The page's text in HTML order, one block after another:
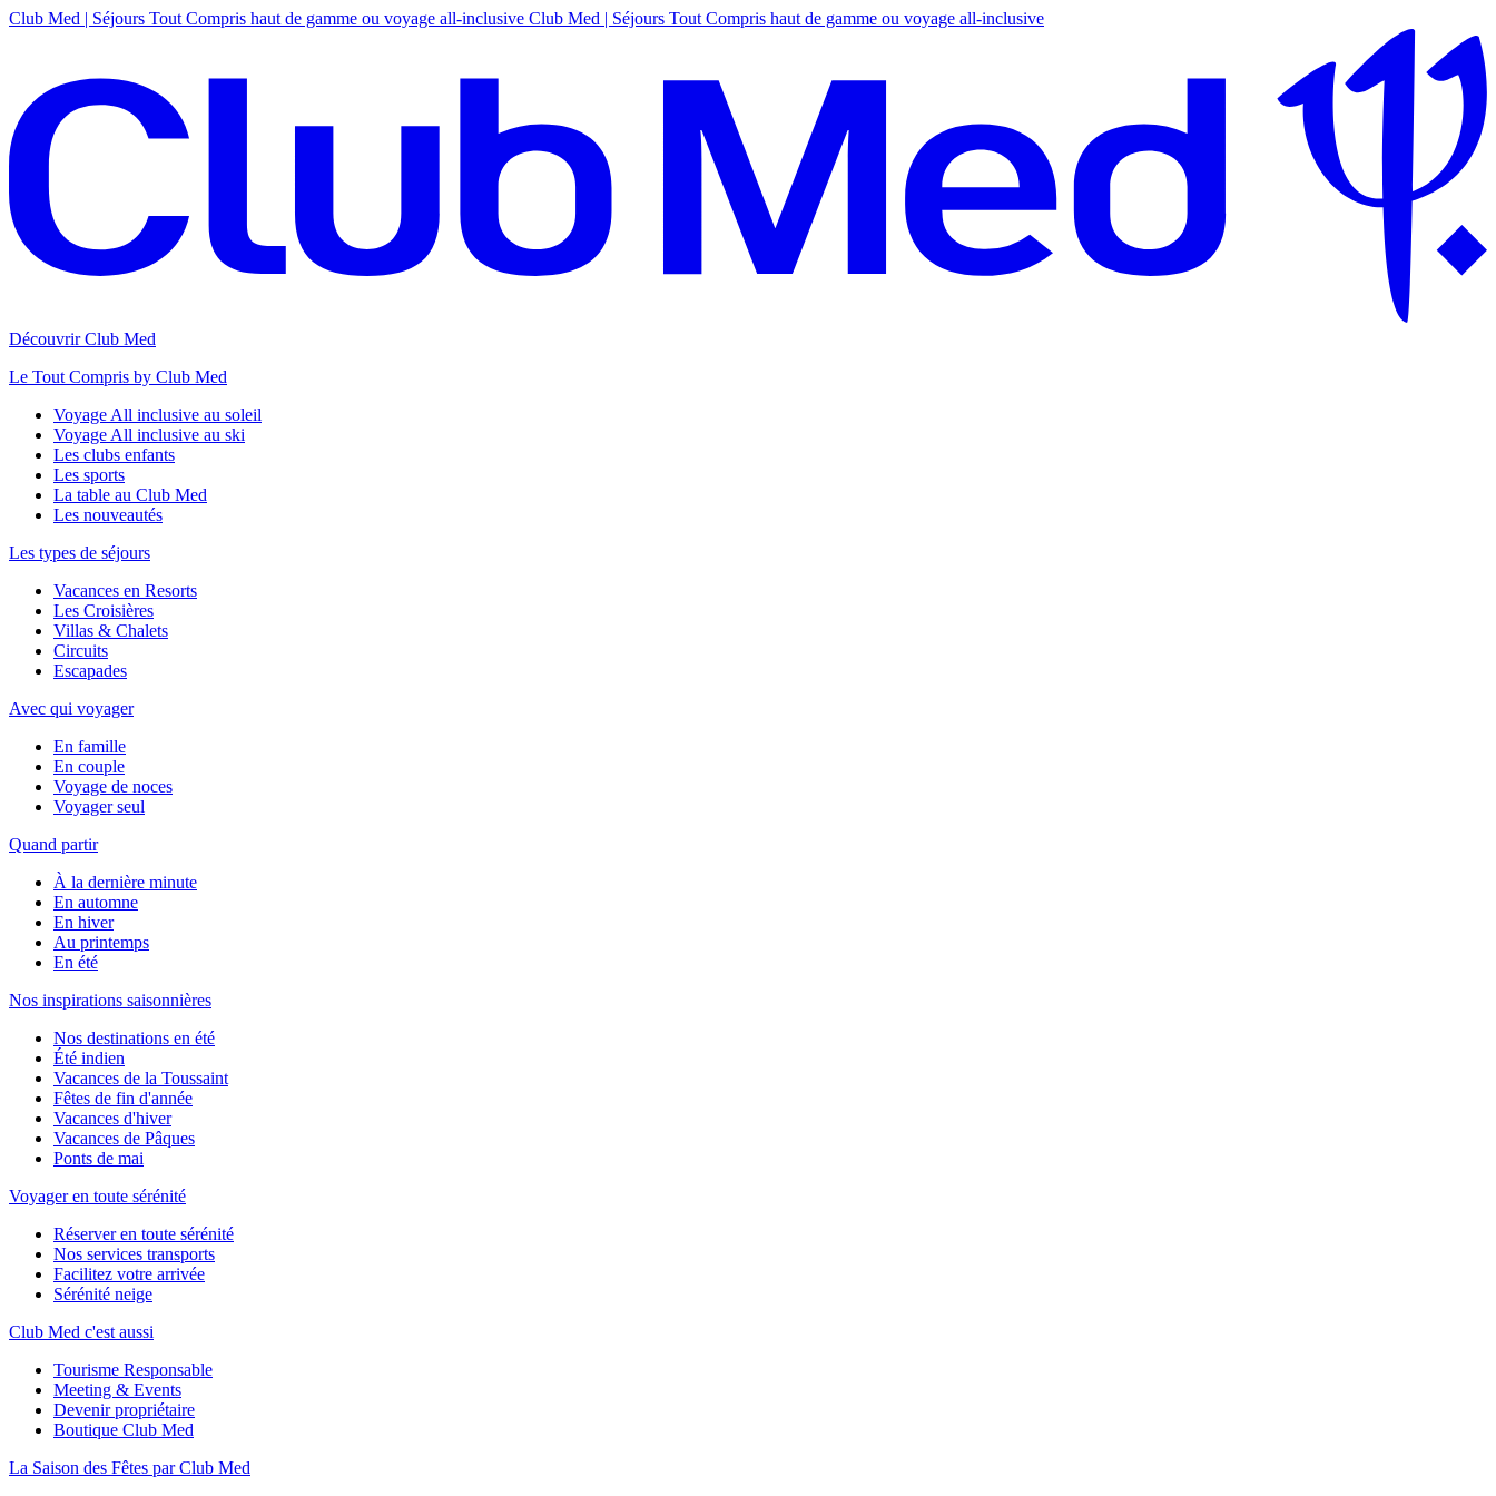
Club Med | Séjours Tout Compris haut de gamme ou voyage all-inclusive Club Med | Séjours Tout Compris haut de gamme ou voyage all-inclusive
Découvrir Club Med
Le Tout Compris by Club Med
Voyage All inclusive au soleil
Voyage All inclusive au ski
Les clubs enfants
Les sports
La table au Club Med
Les nouveautés
Les types de séjours
Vacances en Resorts
Les Croisières
Villas & Chalets
Circuits
Escapades
Avec qui voyager
En famille
En couple
Voyage de noces
Voyager seul
Quand partir
À la dernière minute
En automne
En hiver
Au printemps
En été
Nos inspirations saisonnières
Nos destinations en été
Été indien
Vacances de la Toussaint
Fêtes de fin d'année
Vacances d'hiver
Vacances de Pâques
Ponts de mai
Voyager en toute sérénité
Réserver en toute sérénité
Nos services transports
Facilitez votre arrivée
Sérénité neige
Club Med c'est aussi
Tourisme Responsable
Meeting & Events
Devenir propriétaire
Boutique Club Med
La Saison des Fêtes par Club Med